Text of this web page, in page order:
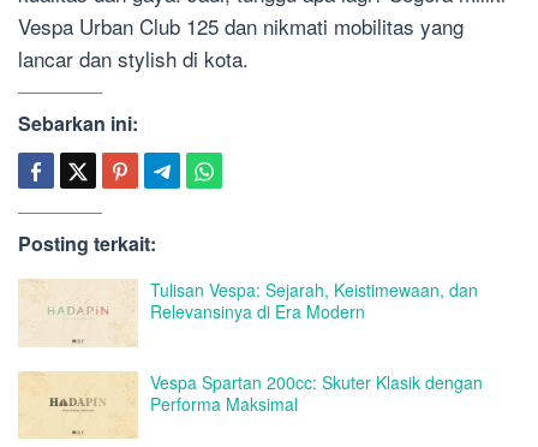
Vespa Urban Club 125 dan nikmati mobilitas yang
lancar dan stylish di kota.
Sebarkan ini:
Posting terkait:
Tulisan Vespa: Sejarah, Keistimewaan, dan
Relevansinya di Era Modern
Vespa Spartan 200cc: Skuter Klasik dengan
Performa Maksimal